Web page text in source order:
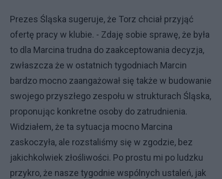
Prezes Śląska sugeruje, że Torz chciał przyjąć
ofertę pracy w klubie. - Zdaję sobie sprawę, że była
to dla Marcina trudna do zaakceptowania decyzja,
zwłaszcza że w ostatnich tygodniach Marcin
bardzo mocno zaangażował się także w budowanie
swojego przyszłego zespołu w strukturach Śląska,
proponując konkretne osoby do zatrudnienia.
Widziałem, że ta sytuacja mocno Marcina
zaskoczyła, ale rozstaliśmy się w zgodzie, bez
jakichkolwiek złośliwości. Po prostu mi po ludzku
przykro, że nasze tygodnie wspólnych ustaleń, jak